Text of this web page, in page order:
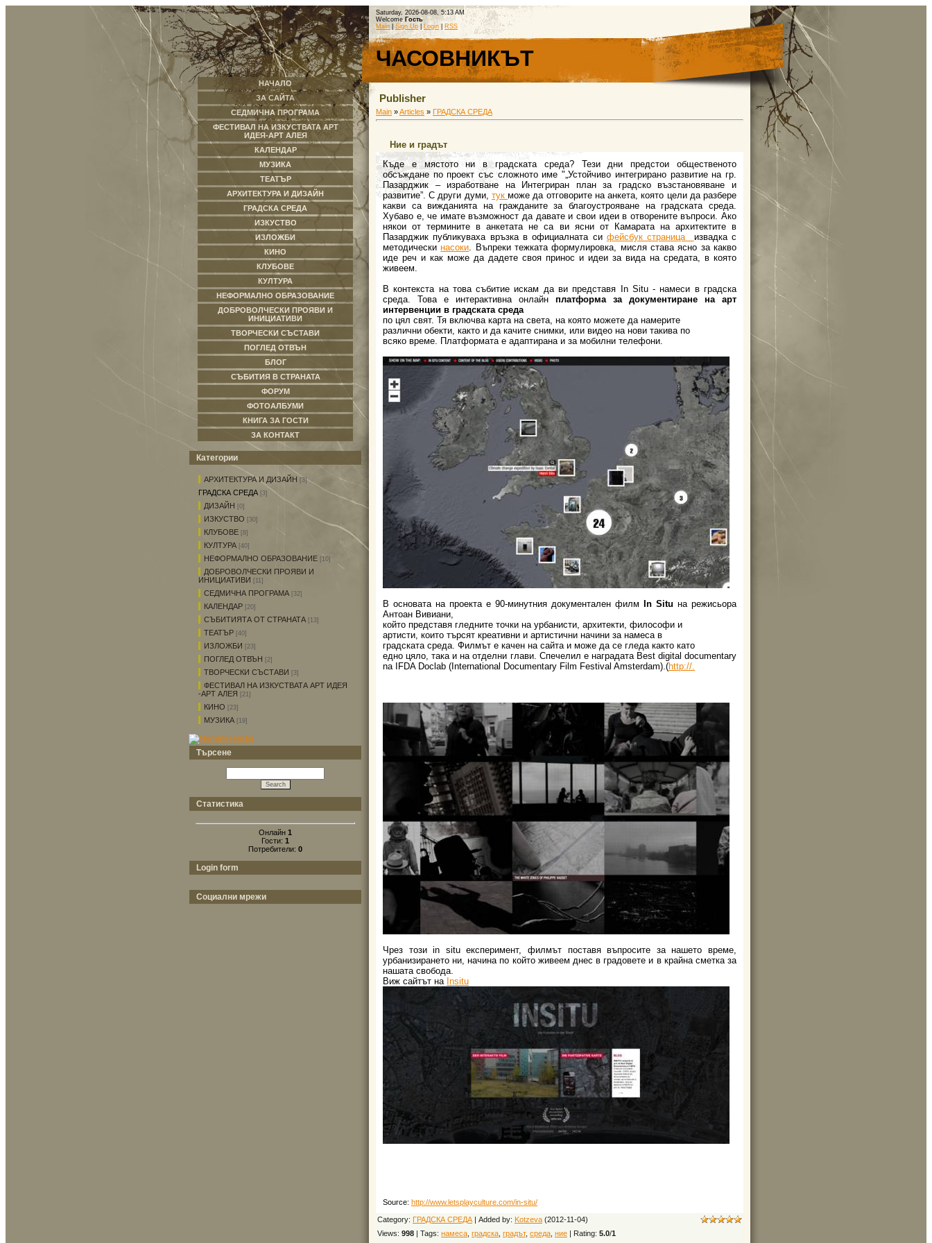
НАЧАЛО
ЗА САЙТА
СЕДМИЧНА ПРОГРАМА
ФЕСТИВАЛ НА ИЗКУСТВАТА АРТ
ИДЕЯ-АРТ АЛЕЯ
КАЛЕНДАР
МУЗИКА
ТЕАТЪР
АРХИТЕКТУРА И ДИЗАЙН
ГРАДСКА СРЕДА
ИЗКУСТВО
ИЗЛОЖБИ
КИНО
КЛУБОВЕ
КУЛТУРА
НЕФОРМАЛНО ОБРАЗОВАНИЕ
ДОБРОВОЛЧЕСКИ ПРОЯВИ И
ИНИЦИАТИВИ
ТВОРЧЕСКИ СЪСТАВИ
ПОГЛЕД ОТВЪН
БЛОГ
СЪБИТИЯ В СТРАНАТА
ФОРУМ
ФОТОАЛБУМИ
КНИГА ЗА ГОСТИ
ЗА КОНТАКТ
Категории
АРХИТЕКТУРА И ДИЗАЙН [3]
ГРАДСКА СРЕДА [3]
ДИЗАЙН [0]
ИЗКУСТВО [30]
КЛУБОВЕ [8]
КУЛТУРА [40]
НЕФОРМАЛНО ОБРАЗОВАНИЕ [10]
ДОБРОВОЛЧЕСКИ ПРОЯВИ И
ИНИЦИАТИВИ
[11]
СЕДМИЧНА ПРОГРАМА [32]
КАЛЕНДАР [20]
СЪБИТИЯТА ОТ СТРАНАТА [13]
ТЕАТЪР [40]
ИЗЛОЖБИ [23]
ПОГЛЕД ОТВЪН [2]
ТВОРЧЕСКИ СЪСТАВИ [3]
ФЕСТИВАЛ НА ИЗКУСТВАТА АРТ ИДЕЯ
-АРТ АЛЕЯ
[21]
КИНО [23]
МУЗИКА [19]
Търсене
Статистика
Онлайн 1
Гости: 1
Потребители: 0
Login form
Социални мрежи
Saturday, 2026-08-08, 5:13 AM
Welcome Гость
Main
Sign Up Login RSS
ЧАСОВНИКЪТ
Publisher
Main »Articles » ГРАДСКА СРЕДА
Ние и градът
Къде е мястото ни в градската среда? Тези дни предстои общественото
обсъждане по проект със сложното име " „Устойчиво интегрирано развитие на гр.
Пазарджик – изработване на Интегриран план за градско възстановяване и
развитие”. С други думи, тукможе да отговорите на анкета, която цели да разбере
какви са вижданията на гражданите за благоустрояване на градската среда.
Хубаво е, че имате възможност да давате и свои идеи в отворените въпроси. Ако
някои от термините в анкетата не са ви ясни от Камарата на архитектите в
Пазарджик публикуваха връзка в официалната си фейсбук страница извадка с
методическинасоки . Въпреки тежката формулировка, мисля става ясно за какво
иде реч и как може да дадете своя принос и идеи за вида на средата, в която
живеем.
В контекста на това събитие искам да ви представя In Situ - намеси в градска
среда. Това е интерактивна онлайн платформа за документиране на арт
интервенции в градската среда
по цял свят. Тя включва карта на света, на която можете да намерите
различни обекти, както и да качите снимки, или видео на нови такива по
всяко време. Платформата е адаптирана и за мобилни телефони.
В основата на проекта е 90-минутния документален филм In Situ на режисьора
Антоан Вивиани,
който представя гледните точки на урбанисти, архитекти, философи и
артисти, които търсят креативни и артистични начини за намеса в
градската среда. Филмът е качен на сайта и може да се гледа както като
едно цяло, така и на отделни глави. Спечелил е наградата Best digital documentary
na IFDA Doclab (International Documentary Film Festival Amsterdam). (http://.
Чрез този in situ експеримент, филмът поставя въпросите за нашето време,
урбанизирането ни, начина по който живеем днес в градовете и в крайна сметка за
нашата свобода.
Виж сайтът на Insitu
Source: http://www.letsplayculture.com/in-situ/
Category: ГРАДСКА СРЕДА | Added by: Kotzeva (2012-11-04)
Views: 998 | Tags: намеса градска градът, среда ние | Rating: 5.0/1